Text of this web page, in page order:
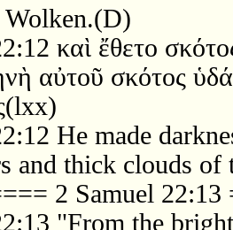
Wolken.(D)
καὶ ἔθετο
αὐτοῦ σκότος
He made
and thick clouds of
2 Samuel
"From the